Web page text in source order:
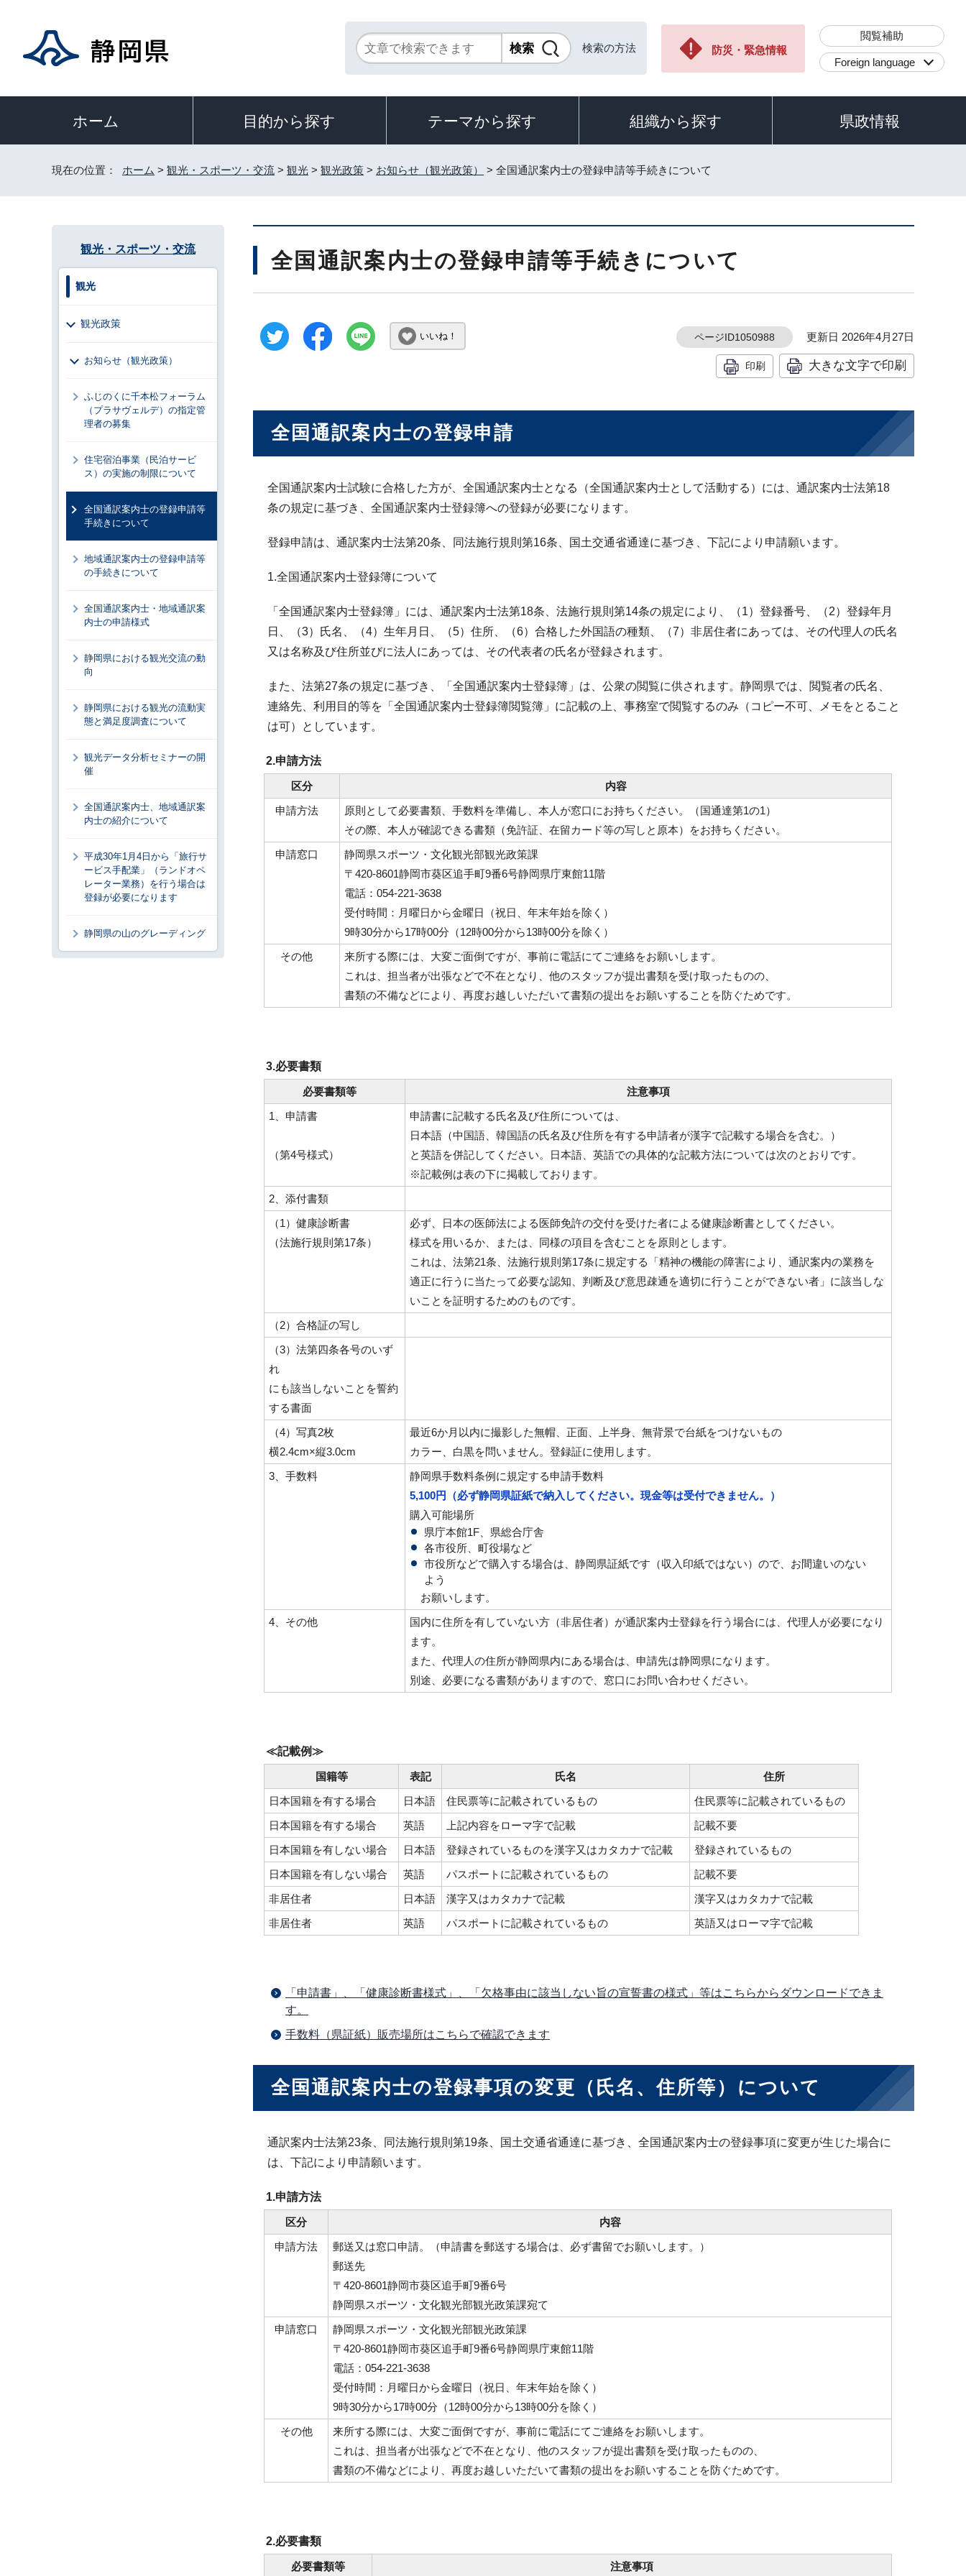
検索の方法 防災・緊急情報
閲覧補助
Foreign language
ホーム 目的から探す テーマから探す 組織から探す 県政情報
現在の位置： ホーム > 観光・スポーツ・交流 > 観光 > 観光政策 > お知らせ（観光政策） > 全国通訳案内士の登録申請等手続きについて
全国通訳案内士の登録申請等手続きについて
いいね！ ページID1050988 更新日 2026年4月27日
印刷 大きな文字で印刷
全国通訳案内士の登録申請
全国通訳案内士試験に合格した方が、全国通訳案内士となる（全国通訳案内士として活動する）には、通訳案内士法第18
条の規定に基づき、全国通訳案内士登録簿への登録が必要になります。
登録申請は、通訳案内士法第20条、同法施行規則第16条、国土交通省通達に基づき、下記により申請願います。
1.全国通訳案内士登録簿について
「全国通訳案内士登録簿」には、通訳案内士法第18条、法施行規則第14条の規定により、（1）登録番号、（2）登録年月
日、（3）氏名、（4）生年月日、（5）住所、（6）合格した外国語の種類、（7）非居住者にあっては、その代理人の氏名
又は名称及び住所並びに法人にあっては、その代表者の氏名が登録されます。
また、法第27条の規定に基づき、「全国通訳案内士登録簿」は、公衆の閲覧に供されます。静岡県では、閲覧者の氏名、
連絡先、利用目的等を「全国通訳案内士登録簿閲覧簿」に記載の上、事務室で閲覧するのみ（コピー不可、メモをとること
は可）としています。
2.申請方法
区分
内容
申請方法
原則として必要書類、手数料を準備し、本人が窓口にお持ちください。（国通達第1の1）
その際、本人が確認できる書類（免許証、在留カード等の写しと原本）をお持ちください。
申請窓口
静岡県スポーツ・文化観光部観光政策課
〒420-8601静岡市葵区追手町9番6号静岡県庁東館11階
電話：054-221-3638
受付時間：月曜日から金曜日（祝日、年末年始を除く）
9時30分から17時00分（12時00分から13時00分を除く）
その他
来所する際には、大変ご面倒ですが、事前に電話にてご連絡をお願いします。
これは、担当者が出張などで不在となり、他のスタッフが提出書類を受け取ったものの、
書類の不備などにより、再度お越しいただいて書類の提出をお願いすることを防ぐためです。
3.必要書類
必要書類等
注意事項
1、申請書
（第4号様式）
申請書に記載する氏名及び住所については、
日本語（中国語、韓国語の氏名及び住所を有する申請者が漢字で記載する場合を含む。）
と英語を併記してください。日本語、英語での具体的な記載方法については次のとおりです。
※記載例は表の下に掲載しております。
2、添付書類
（1）健康診断書
（法施行規則第17条）
必ず、日本の医師法による医師免許の交付を受けた者による健康診断書としてください。
様式を用いるか、または、同様の項目を含むことを原則とします。
これは、法第21条、法施行規則第17条に規定する「精神の機能の障害により、通訳案内の業務を
適正に行うに当たって必要な認知、判断及び意思疎通を適切に行うことができない者」に該当しな
いことを証明するためのものです。
（2）合格証の写し
（3）法第四条各号のいず
れ
にも該当しないことを誓約
する書面
（4）写真2枚
横2.4cm×縦3.0cm
最近6か月以内に撮影した無帽、正面、上半身、無背景で台紙をつけないもの
カラー、白黒を問いません。登録証に使用します。
3、手数料
静岡県手数料条例に規定する申請手数料
5,100円（必ず静岡県証紙で納入してください。現金等は受付できません。）
購入可能場所
県庁本館1F、県総合庁舎
各市役所、町役場など
市役所などで購入する場合は、静岡県証紙です（収入印紙ではない）ので、お間違いのない
よう
お願いします。
4、その他
国内に住所を有していない方（非居住者）が通訳案内士登録を行う場合には、代理人が必要になり
ます。
また、代理人の住所が静岡県内にある場合は、申請先は静岡県になります。
別途、必要になる書類がありますので、窓口にお問い合わせください。
≪記載例≫
国籍等 表記 氏名
住所
日本国籍を有する場合
日本語 住民票等に記載されているもの
住民票等に記載されているもの
日本国籍を有する場合
英語 上記内容をローマ字で記載
記載不要
日本国籍を有しない場合
日本語 登録されているものを漢字又はカタカナで記載
登録されているもの
日本国籍を有しない場合
英語 パスポートに記載されているもの
記載不要
非居住者
日本語 漢字又はカタカナで記載
漢字又はカタカナで記載
非居住者
英語 パスポートに記載されているもの 英語又はローマ字で記載
「申請書」、「健康診断書様式」、「欠格事由に該当しない旨の宣誓書の様式」等はこちらからダウンロードできま
す。
手数料（県証紙）販売場所はこちらで確認できます
全国通訳案内士の登録事項の変更（氏名、住所等）について
通訳案内士法第23条、同法施行規則第19条、国土交通省通達に基づき、全国通訳案内士の登録事項に変更が生じた場合に
は、下記により申請願います。
1.申請方法
区分
内容
申請方法
郵送又は窓口申請。（申請書を郵送する場合は、必ず書留でお願いします。）
郵送先
〒420-8601静岡市葵区追手町9番6号
静岡県スポーツ・文化観光部観光政策課宛て
申請窓口
静岡県スポーツ・文化観光部観光政策課
〒420-8601静岡市葵区追手町9番6号静岡県庁東館11階
電話：054-221-3638
受付時間：月曜日から金曜日（祝日、年末年始を除く）
9時30分から17時00分（12時00分から13時00分を除く）
その他
来所する際には、大変ご面倒ですが、事前に電話にてご連絡をお願いします。
これは、担当者が出張などで不在となり、他のスタッフが提出書類を受け取ったものの、
書類の不備などにより、再度お越しいただいて書類の提出をお願いすることを防ぐためです。
2.必要書類
必要書類等 注意事項
観光・スポーツ・交流
観光
観光政策
お知らせ（観光政策）
ふじのくに千本松フォーラム
（プラサヴェルデ）の指定管
理者の募集
住宅宿泊事業（民泊サービ
ス）の実施の制限について
全国通訳案内士の登録申請等
手続きについて
地域通訳案内士の登録申請等
の手続きについて
全国通訳案内士・地域通訳案
内士の申請様式
静岡県における観光交流の動
向
静岡県における観光の流動実
態と満足度調査について
観光データ分析セミナーの開
催
全国通訳案内士、地域通訳案
内士の紹介について
平成30年1月4日から「旅行サ
ービス手配業」（ランドオペ
レーター業務）を行う場合は
登録が必要になります
静岡県の山のグレーディング